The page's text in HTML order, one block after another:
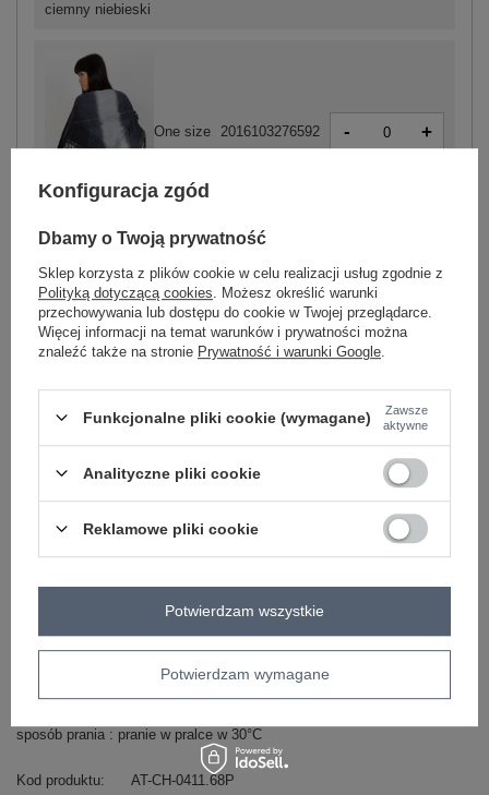
One size 2016103276592 - +
fioletowy
One size 2016103276561 -
ciemny niebieski
Zobacz wszystkie kolory (+1)
ZALOGUJ SIĘ I ZOBACZ CENĘ
Masz pytanie? Chętnie pomożemy.
Zadzwoń+48 601 547 740 Zadaj pytanie
sposób prania : pranie w pralce w 30°C
Kod produktu
AT-CH-0411.68P
Konfiguracja zgód
Dbamy o Twoją prywatność
Sklep korzysta z plików cookie w celu realizacji usług zgodnie z
Polityką dotyczącą cookies . Możesz określić warunki
przechowywania lub dostępu do cookie w Twojej przeglądarce.
Więcej informacji na temat warunków i prywatności można
znaleźć także na stronie Prywatność i warunki Google
Funkcjonalne pliki cookie (wymagane)
Zawsze
aktywne
Analityczne pliki cookie
Reklamowe pliki cookie
Potwierdzam wymagane
Potwierdzam wszystkie